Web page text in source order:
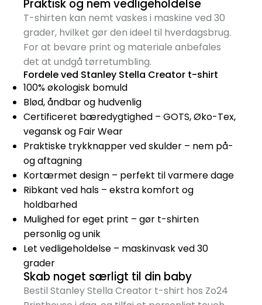
Praktisk og nem vedligeholdelse
T-shirten kan nemt vaskes i maskine ved 30
grader, hvilket gør den ideel til hverdagsbrug.
For at bevare print og materiale anbefales
det at undgå tørretumbling.
Fordele ved Stanley Stella Creator t-shirt
100% økologisk bomuld
Blød, åndbar og hudvenlig
Certificeret bæredygtighed – GOTS, Øko-Tex,
vegansk og Fair Wear
Praktiske trykknapper ved skulder – nem på-
og aftagning
Kortærmet design – perfekt til varmere dage
Ribkant ved hals – ekstra komfort og
holdbarhed
Mulighed for eget print – gør t-shirten
personlig og unik
Let vedligeholdelse – maskinvask ved 30
grader
Skab noget særligt til din baby
Bestil Stanley Stella Creator t-shirt hos Zo24